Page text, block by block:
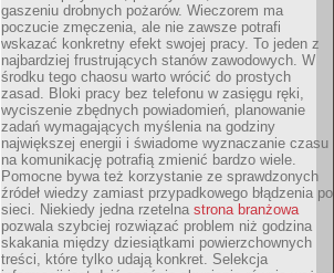
gaszeniu drobnych pożarów. Wieczorem ma
poczucie zmęczenia, ale nie zawsze potrafi
wskazać konkretny efekt swojej pracy. To jeden z
najbardziej frustrujących stanów zawodowych. W
środku tego chaosu warto wrócić do prostych
zasad. Bloki pracy bez telefonu w zasięgu ręki,
wyciszenie zbędnych powiadomień, planowanie
zadań wymagających myślenia na godziny
największej energii i świadome wyznaczanie czasu
na komunikację potrafią zmienić bardzo wiele.
Pomocne bywa też korzystanie ze sprawdzonych
źródeł wiedzy zamiast przypadkowego błądzenia po
sieci. Niekiedy jedna rzetelna strona branżowa
pozwala szybciej rozwiązać problem niż godzina
skakania między dziesiątkami powierzchownych
treści, które tylko udają konkret. Selekcja